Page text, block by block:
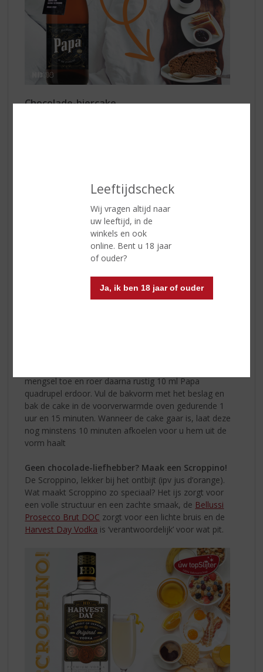
Leeftijdscheck
Wij vragen altijd naar
uw leeftijd, in de
winkels en ook
online. Bent u 18 jaar
of ouder?
Ja, ik ben 18 jaar of ouder
Chocolade-biercake
• 140 gr pure chocolade,
• 1 fles Papa quadrupel
Zo maakt u het:
Haal de roomboter en de eieren vast uit de koelkast.
bakvorm in met boter. Snijd de boter in kleine blokjes
mengsel toe en roer daarna rustig 10 ml Papa
quadrupel erdoor. Vul de bakvorm met het beslag en
bak de cake in de voorverwarmde oven gedurende 1
uur en 15 minuten. Wanneer de cake gaar is, laat deze
nog minstens 10 minuten afkoelen voor u hem uit de
vorm haalt
Geen chocolade-liefhebber? Maak een Scroppino!
De Scroppino, lekker bij het ontbijt (ipv jus d’orange).
Wat maakt Scroppino zo speciaal? Het ijs zorgt voor
een volle structuur en een zachte smaak, de Bellussi
Prosecco Brut DOC zorgt voor een lichte bruis en de
Harvest Day Vodka is ‘verantwoordelijk’ voor wat pit.